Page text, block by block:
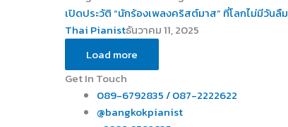
เปิดประวัติ “นักร้องเพลงคริสต์มาส” ที่โลกไม่มีวันลืม
Thai Pianistธันวาคม 11, 2025
Load more
Get In Touch
089-6792835 / 087-2222622
@bangkokpianist